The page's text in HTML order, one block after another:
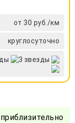
от 30 руб./км
круглосуточно